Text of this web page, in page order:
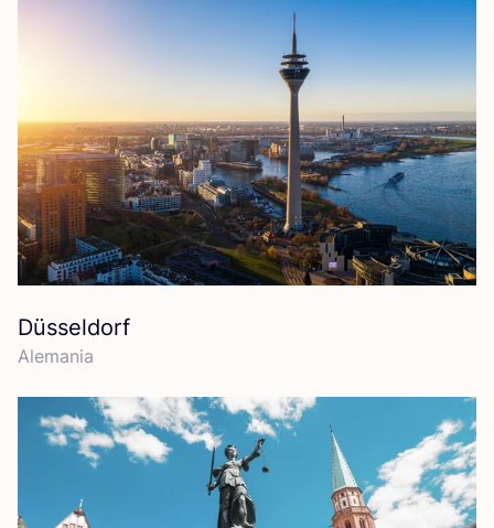
Düsseldorf
Ale­ma­nia